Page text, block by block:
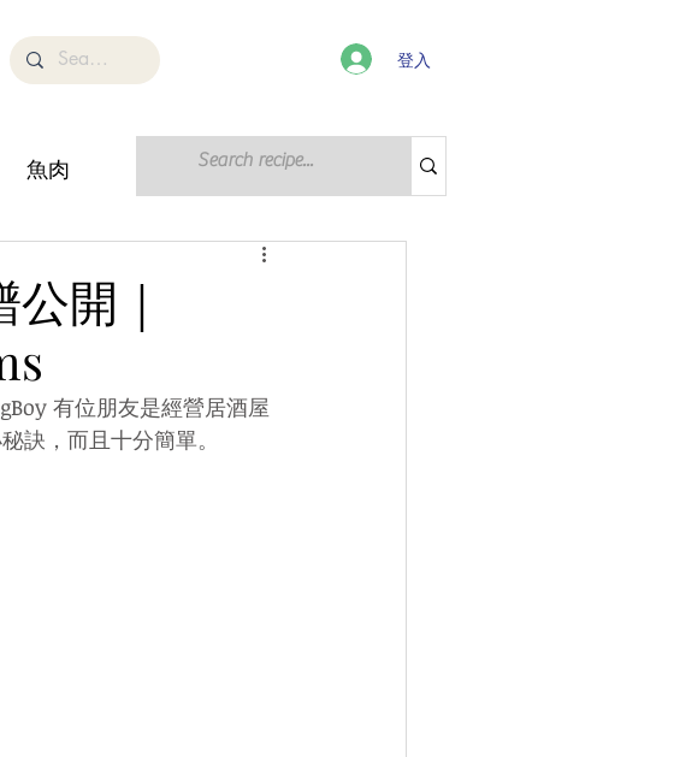
登入
魚肉 登入 / 註冊
開｜
有位朋友是經營居酒屋
訣，而且十分簡單。